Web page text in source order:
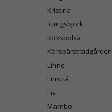
Kristina
Kungsbjörk
Kökspolka
Körsbärsträdgården
Linne
Linstrå
Liv
Mambo